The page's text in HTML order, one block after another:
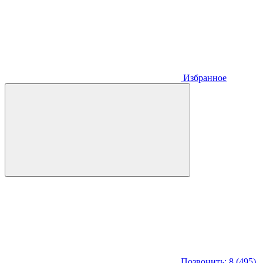
Избранное